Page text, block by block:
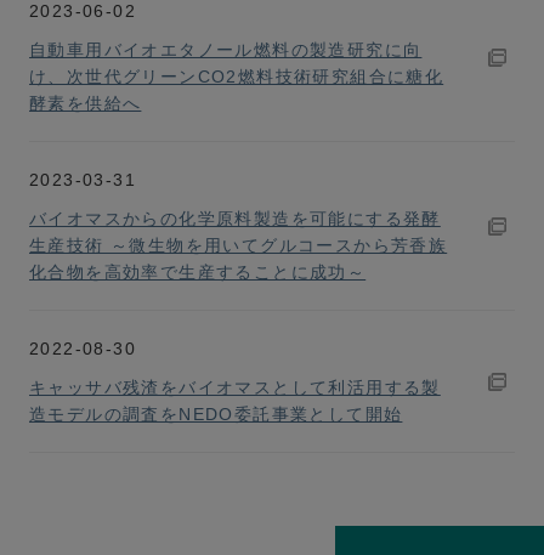
2023-06-02
自動車用バイオエタノール燃料の製造研究に向
け、次世代グリーンCO2燃料技術研究組合に糖化
酵素を供給へ
2023-03-31
バイオマスからの化学原料製造を可能にする発酵
生産技術 ～微生物を用いてグルコースから芳香族
化合物を高効率で生産することに成功～
2022-08-30
キャッサバ残渣をバイオマスとして利活用する製
造モデルの調査をNEDO委託事業として開始